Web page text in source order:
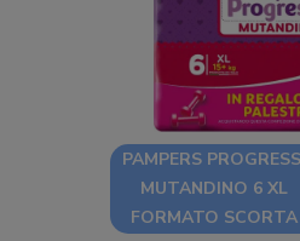
PAMPERS
MUTANDINO 6 XL
FORMATO SCORTA